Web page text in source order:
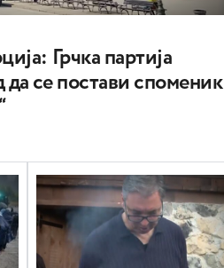
Грчка партија
се постави споменик